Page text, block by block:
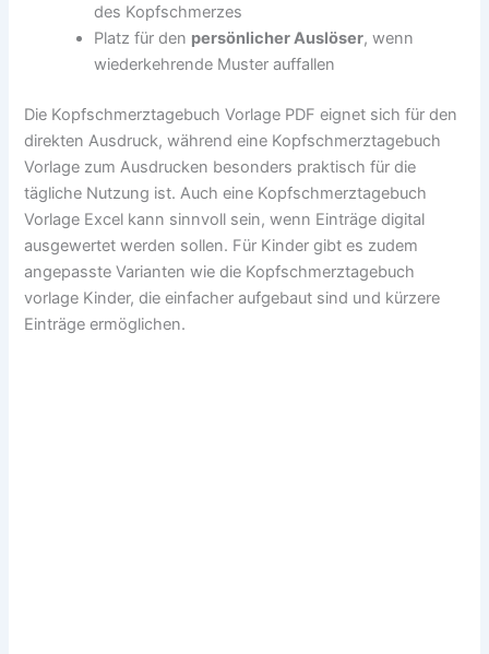
des Kopfschmerzes
Platz für den persönlicher Auslöser, wenn
wiederkehrende Muster auffallen
Die Kopfschmerztagebuch Vorlage PDF eignet sich für den
direkten Ausdruck, während eine Kopfschmerztagebuch
Vorlage zum Ausdrucken besonders praktisch für die
tägliche Nutzung ist. Auch eine Kopfschmerztagebuch
Vorlage Excel kann sinnvoll sein, wenn Einträge digital
ausgewertet werden sollen. Für Kinder gibt es zudem
angepasste Varianten wie die Kopfschmerztagebuch
vorlage Kinder, die einfacher aufgebaut sind und kürzere
Einträge ermöglichen.